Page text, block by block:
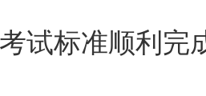
试标准顺利完